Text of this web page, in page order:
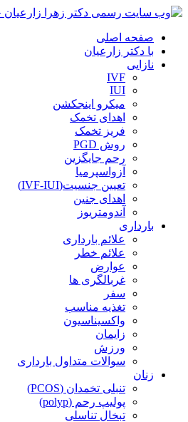
صفحه اصلی
با دکتر زارعیان
نازایی
IVF
IUI
میکرو اینجکشن
اهدای تخمک
فریز تخمک
روش PGD
رحم جایگزین
آزواسپرمیا
تعیین جنسیت(IVF-IUI)
اهدای جنین
آندومتریوز
بارداری
علائم بارداری
علائم خطر
عوارض
غربالگری ها
سفر
تغذیه مناسب
واکسیناسیون
زایمان
ورزش
سوالات متداول بارداری
زنان
تنبلی تخمدان (PCOS)
پولیپ رحم (polyp)
تبخال تناسلی